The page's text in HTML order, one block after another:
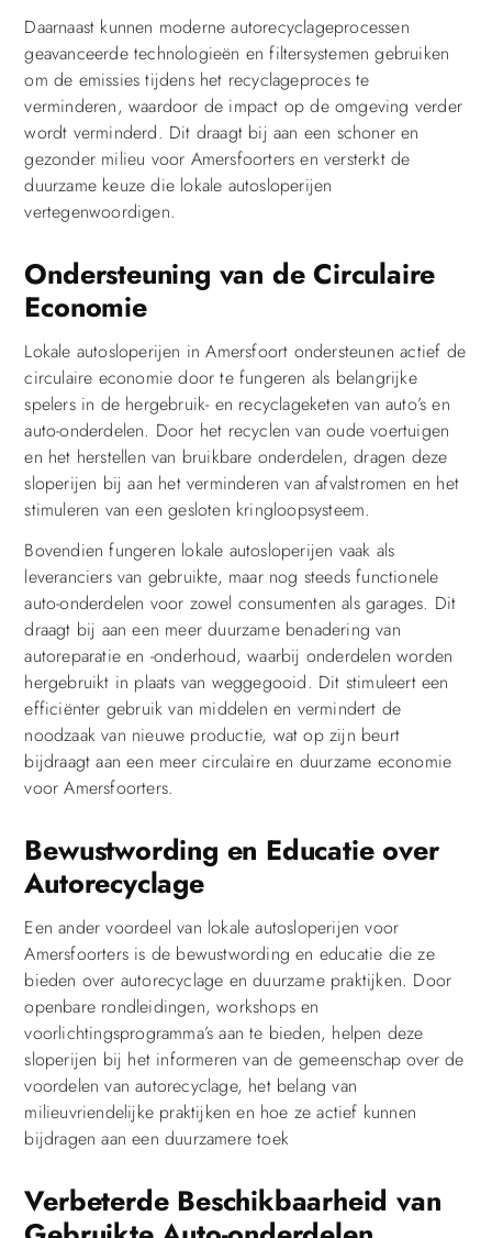
Daarnaast kunnen moderne autorecyclageprocessen
geavanceerde technologieën en filtersystemen gebruiken
om de emissies tijdens het recyclageproces te
verminderen, waardoor de impact op de omgeving verder
wordt verminderd. Dit draagt bij aan een schoner en
gezonder milieu voor Amersfoorters en versterkt de
duurzame keuze die lokale autosloperijen
vertegenwoordigen.
Ondersteuning van de Circulaire
Economie
Lokale autosloperijen in Amersfoort ondersteunen actief de
circulaire economie door te fungeren als belangrijke
spelers in de hergebruik- en recyclageketen van auto’s en
auto-onderdelen. Door het recyclen van oude voertuigen
en het herstellen van bruikbare onderdelen, dragen deze
sloperijen bij aan het verminderen van afvalstromen en het
stimuleren van een gesloten kringloopsysteem.
Bovendien fungeren lokale autosloperijen vaak als
leveranciers van gebruikte, maar nog steeds functionele
auto-onderdelen voor zowel consumenten als garages. Dit
draagt bij aan een meer duurzame benadering van
autoreparatie en -onderhoud, waarbij onderdelen worden
hergebruikt in plaats van weggegooid. Dit stimuleert een
efficiënter gebruik van middelen en vermindert de
noodzaak van nieuwe productie, wat op zijn beurt
bijdraagt aan een meer circulaire en duurzame economie
voor Amersfoorters.
Bewustwording en Educatie over
Autorecyclage
Een ander voordeel van lokale autosloperijen voor
Amersfoorters is de bewustwording en educatie die ze
bieden over autorecyclage en duurzame praktijken. Door
openbare rondleidingen, workshops en
voorlichtingsprogramma’s aan te bieden, helpen deze
sloperijen bij het informeren van de gemeenschap over de
voordelen van autorecyclage, het belang van
milieuvriendelijke praktijken en hoe ze actief kunnen
bijdragen aan een duurzamere toek
Verbeterde Beschikbaarheid van